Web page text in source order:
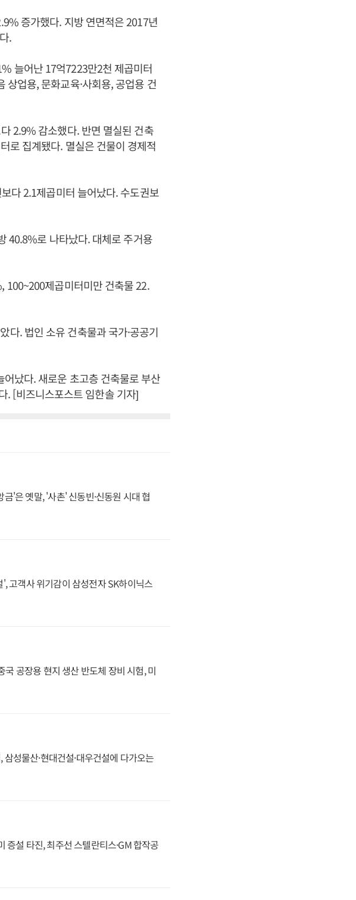
증가했다. 지방 연면적은 2017년
.
늘어난 17억7223만2천 제곱미터
업용, 문화교육·사회용, 공업용 건
2.9% 감소했다. 반면 멸실된 건축
로 집계됐다. 멸실은 건물이 경제적
다 2.1제곱미터 늘어났다. 수도권보
40.8%로 나타났다. 대체로 주거용
100~200제곱미터미만 건축물 22.
다. 법인 소유 건축물과 국가·공공기
났다. 새로운 초고층 건축물로 부산
. [비즈니스포스트 임한솔 기자]
'은 옛말, '사촌' 신동빈·신동원 시대 협
고객사 위기감이 삼성전자 SK하이닉스
공장용 현지 생산 반도체 장비 시험, 미
성물산·현대건설·대우건설에 다가오는
증설 타진, 최주선 스텔란티스·GM 합작공